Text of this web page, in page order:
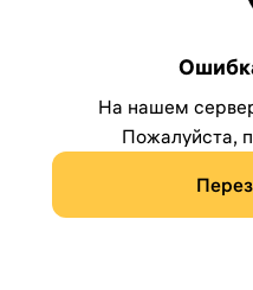
На нашем
Пожалуйста,